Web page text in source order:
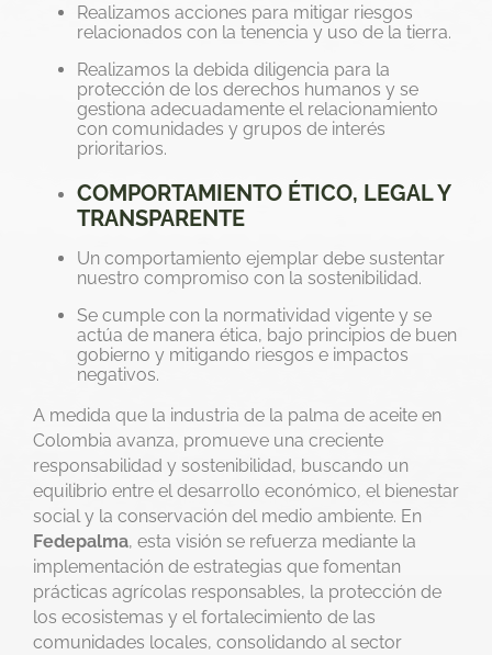
Realizamos acciones para mitigar riesgos
relacionados con la tenencia y uso de la tierra.
Realizamos la debida diligencia para la
protección de los derechos humanos y se
gestiona adecuadamente el relacionamiento
con comunidades y grupos de interés
prioritarios.
COMPORTAMIENTO ÉTICO, LEGAL Y
TRANSPARENTE
Un comportamiento ejemplar debe sustentar
nuestro compromiso con la sostenibilidad.
Se cumple con la normatividad vigente y se
actúa de manera ética, bajo principios de buen
gobierno y mitigando riesgos e impactos
negativos.
A medida que la industria de la palma de aceite en
Colombia avanza, promueve una creciente
responsabilidad y sostenibilidad, buscando un
equilibrio entre el desarrollo económico, el bienestar
social y la conservación del medio ambiente. En
Fedepalma, esta visión se refuerza mediante la
implementación de estrategias que fomentan
prácticas agrícolas responsables, la protección de
los ecosistemas y el fortalecimiento de las
comunidades locales, consolidando al sector